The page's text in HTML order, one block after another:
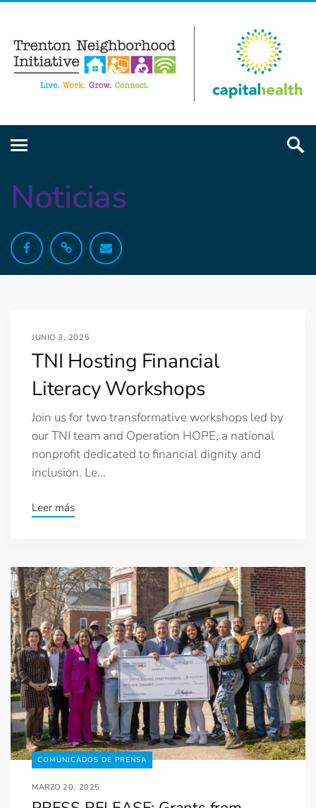
Noticias
JUNIO 3, 2025
TNI Hosting Financial
Literacy Workshops
Join us for two transformative workshops led by
our TNI team and Operation HOPE, a national
nonprofit dedicated to financial dignity and
inclusion. Le...
Leer más
COMUNICADOS DE PRENSA
MARZO 20, 2025